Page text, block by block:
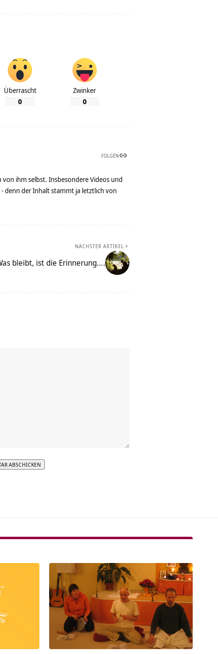
Überrascht
0
Zwinker
0
FOLGEN
ihm selbst. Insbesondere Videos und
denn der Inhalt stammt ja letztlich von
NÄCHSTER ARTIKEL
bleibt, ist die Erinnerung….